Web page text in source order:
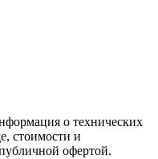
о технических
стоимости и
офертой.